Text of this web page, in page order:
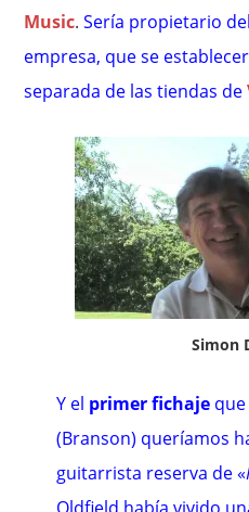
Music. Sería propietario
empresa, que se
separada de las tiendas de
Simon
Y el primer fichaje
(Branson) queríamos
guitarrista reserva de«